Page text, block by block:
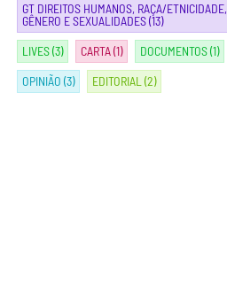
GT DIREITOS HUMANOS, RAÇA/ETNICIDADE,
GÊNERO E SEXUALIDADES(13)
LIVES(3) CARTA(1) DOCUMENTOS(1)
OPINIÃO (3) EDITORIAL (2)